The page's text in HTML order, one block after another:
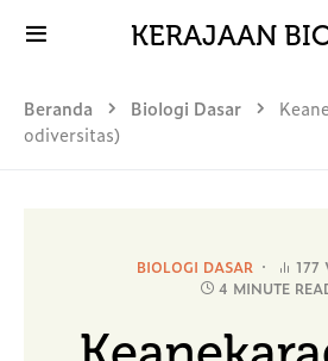
KERAJAAN
Beranda Biologi Dasar
odiversitas)
BIOLOGI DASAR
177
4 MINUTE